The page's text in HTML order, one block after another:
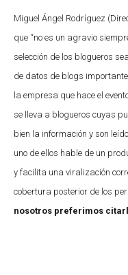
Miguel Ángel Rodríguez
que “no es un agravio
selección de los blogueros
de datos de blogs
la empresa que hace el
se lleva a blogueros cuyas
bien la información y son
uno de ellos hable de un
y facilita una viralización
cobertura posterior de los
nosotros preferimos